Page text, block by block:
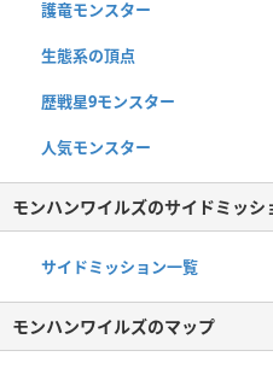
護竜モンスター
生態系の頂点
歴戦星9モンスター
人気モンスター
モンハンワイルズのサイドミッシ
サイドミッション一覧
モンハンワイルズのマップ